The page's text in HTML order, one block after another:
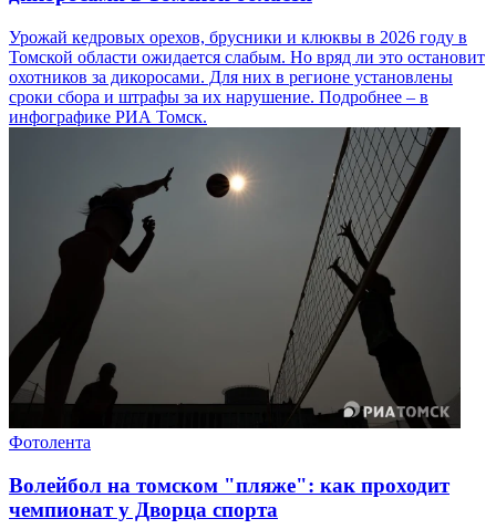
Урожай кедровых орехов, брусники и клюквы в 2026 году в
Томской области ожидается слабым. Но вряд ли это остановит
охотников за дикоросами. Для них в регионе установлены
сроки сбора и штрафы за их нарушение. Подробнее – в
инфографике РИА Томск.
Фотолента
Волейбол на томском "пляже": как проходит
чемпионат у Дворца спорта